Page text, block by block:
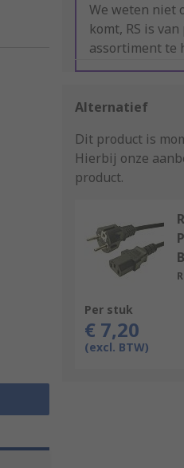
We weten niet
komt, RS is
assortiment te
Alternatief
Dit product is
Hierbij onze
product.
Per stuk
€ 7,20
(excl. BTW)